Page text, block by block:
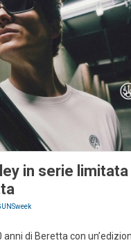
in serie
anni di Beretta con